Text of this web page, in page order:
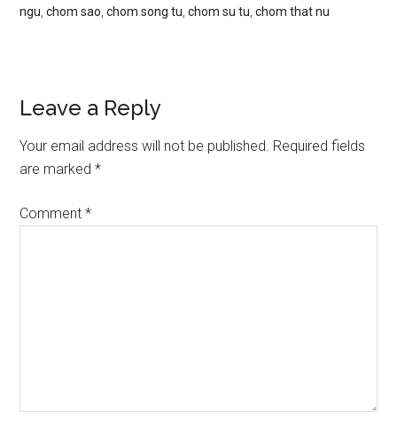
ngu ,chom sao ,chom song tu ,chom su tu ,chom that nu
Reader
Interactions
Leave a Reply
Your email address will not be published. Required fields
are marked*
Comment*